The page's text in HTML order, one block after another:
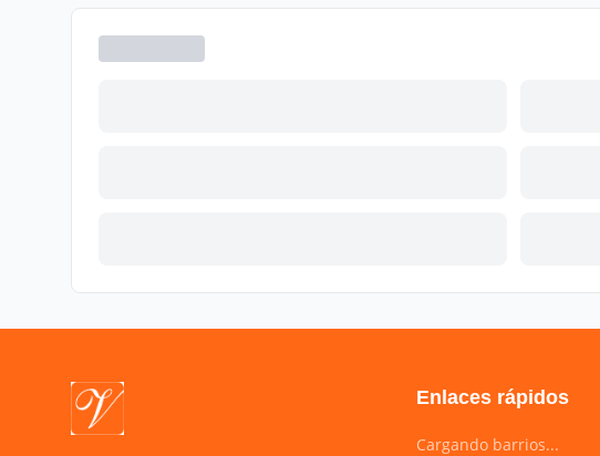
Enlaces rápidos
Cargando barrios...